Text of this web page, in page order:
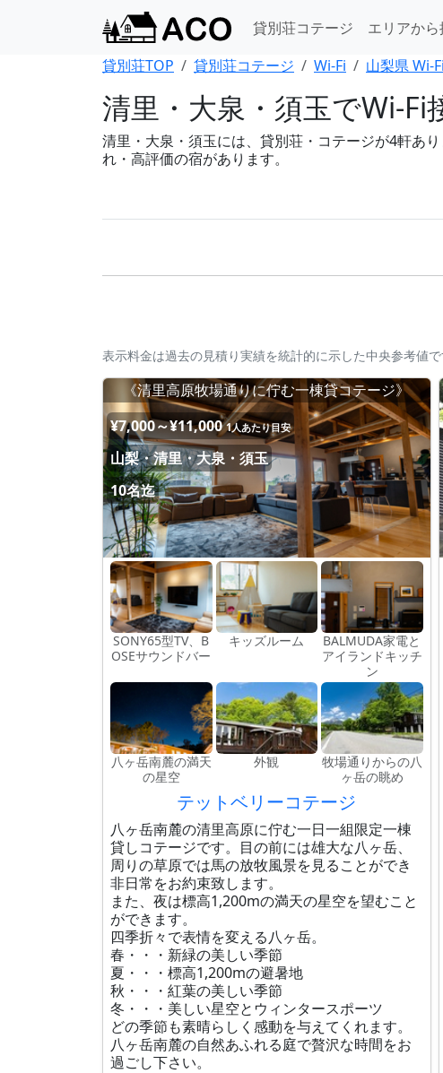
貸別荘コテージ エリアから
貸別荘TOP
貸別荘コテージ Wi-Fi 山梨県 Wi-Fi
清里・大泉・須玉でWi-Fi
清里・大泉・須玉には、貸別荘・コテージが4軒あ
れ・高評価の宿があります。
表示料金は過去の見積り実績を統計的に示した中央参考値
《清里高原牧場通りに佇む一棟貸コテージ》
¥7,000～¥11,000 1人あたり目安
山梨・清里・大泉・須玉
10名迄
SONY65型TV、B
OSEサウンドバー
キッズルーム
BALMUDA家電と
アイランドキッチ
ン
八ヶ岳南麓の満天
の星空
外観
牧場通りからの八
ヶ岳の眺め
テットベリーコテージ
八ヶ岳南麓の清里高原に佇む一日一組限定一棟
貸しコテージです。目の前には雄大な八ヶ岳、
周りの草原では馬の放牧風景を見ることができ
非日常をお約束致します。
また、夜は標高1,200mの満天の星空を望むこと
ができます。
四季折々で表情を変える八ヶ岳。
春・・・新緑の美しい季節
夏・・・標高1,200mの避暑地
秋・・・紅葉の美しい季節
冬・・・美しい星空とウィンタースポーツ
どの季節も素晴らしく感動を与えてくれます。
八ヶ岳南麓の自然あふれる庭で贅沢な時間をお
過ごし下さい。